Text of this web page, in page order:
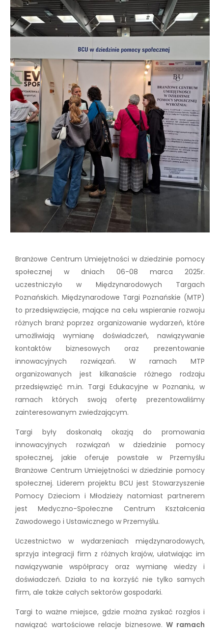
Branżowe Centrum Umiejętności w dziedzinie pomocy
społecznej w dniach 06-08 marca 2025r.
uczestniczyło w Międzynarodowych Targach
Poznańskich. Międzynarodowe Targi Poznańskie (MTP)
to przedsięwzięcie, mające na celu wspieranie rozwoju
różnych branż poprzez organizowanie wydarzeń, które
umożliwiają wymianę doświadczeń, nawiązywanie
kontaktów biznesowych oraz prezentowanie
innowacyjnych rozwiązań. W ramach MTP
organizowanych jest kilkanaście różnego rodzaju
przedsięwzięć m.in. Targi Edukacyjne w Poznaniu, w
ramach których swoją ofertę prezentowaliśmy
zainteresowanym zwiedzającym.
Targi były doskonałą okazją do promowania
innowacyjnych rozwiązań w dziedzinie pomocy
społecznej, jakie oferuje powstałe w Przemyślu
Branżowe Centrum Umiejętności w dziedzinie pomocy
społecznej. Liderem projektu BCU jest Stowarzyszenie
Pomocy Dzieciom i Młodzieży natomiast partnerem
jest Medyczno-Społeczne Centrum Kształcenia
Zawodowego i Ustawicznego w Przemyślu.
Uczestnictwo w wydarzeniach międzynarodowych,
sprzyja integracji firm z różnych krajów, ułatwiając im
nawiązywanie współpracy oraz wymianę wiedzy i
doświadczeń. Działa to na korzyść nie tylko samych
firm, ale także całych sektorów gospodarki.
Targi to ważne miejsce, gdzie można zyskać rozgłos i
nawiązać wartościowe relacje biznesowe.W ramach